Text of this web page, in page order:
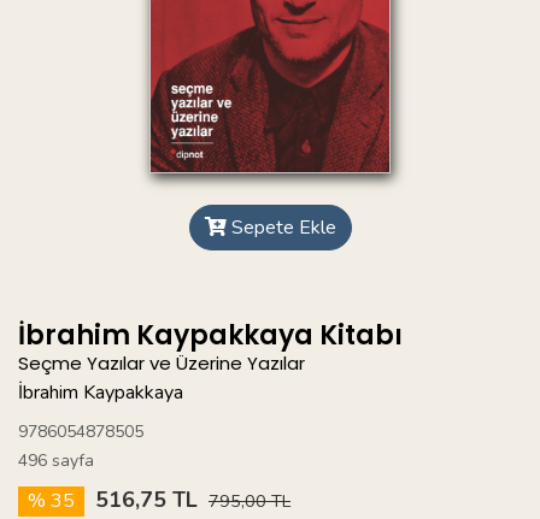
Sepete Ekle
İbrahim Kaypakkaya Kitabı
Seçme Yazılar ve Üzerine Yazılar
İbrahim Kaypakkaya
9786054878505
496 sayfa
% 35 516,75 TL 795,00 TL